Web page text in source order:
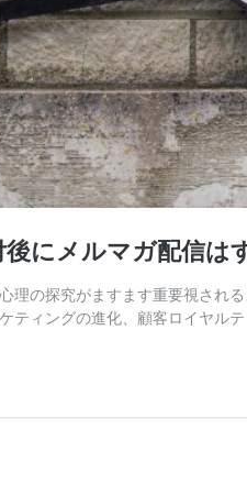
にメルマガ配信は
理の探究がますます重要視され
ティングの進化、顧客ロイヤル